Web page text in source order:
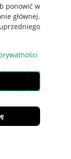
ponowić w
głównej.